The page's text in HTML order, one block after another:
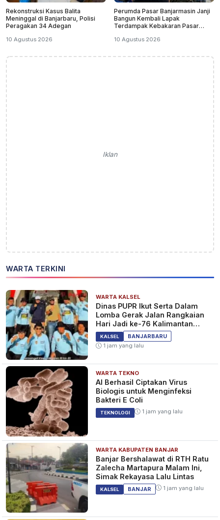
Rekonstruksi Kasus Balita
Meninggal di Banjarbaru, Polisi
Peragakan 34 Adegan
10 Agustus 2026
Perumda Pasar Banjarmasin Janji
Bangun Kembali Lapak
Terdampak Kebakaran Pasar
10 Agustus 2026
Iklan
WARTA TERKINI
WARTA KALSEL
Dinas PUPR Ikut Serta Dalam
Lomba Gerak Jalan Rangkaian
Hari Jadi ke-76 Kalimantan
Selatan
KALSEL
BANJARBARU
1 jam yang lalu
WARTA TEKNO
AI Berhasil Ciptakan Virus
Biologis untuk Menginfeksi
Bakteri E Coli
TEKNOLOGI 1 jam yang lalu
WARTA KABUPATEN BANJAR
Banjar Bershalawat di RTH Ratu
Zalecha Martapura Malam Ini,
Simak Rekayasa Lalu Lintas
KALSEL BANJAR 1 jam yang lalu